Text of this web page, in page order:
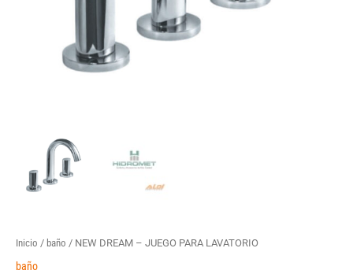
Inicio / baño / NEW DREAM – JUEGO PARA LAVATORIO
baño